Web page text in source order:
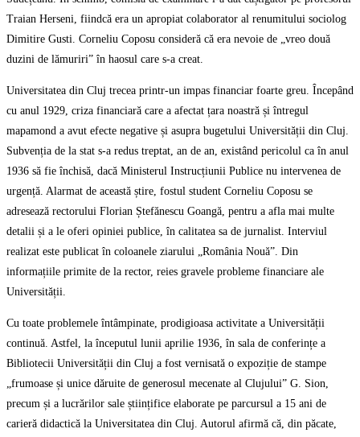
Traian Herseni, fiindcă era un apropiat colaborator al renumitului sociolog
Dimitire Gusti. Corneliu Coposu consideră că era nevoie de „vreo două
duzini de lămuriri” în haosul care s-a creat.
Universitatea din Cluj trecea printr-un impas financiar foarte greu. Începând
cu anul 1929, criza financiară care a afectat țara noastră și întregul
mapamond a avut efecte negative și asupra bugetului Universității din Cluj.
Subvenția de la stat s-a redus treptat, an de an, existând pericolul ca în anul
1936 să fie închisă, dacă Ministerul Instrucțiunii Publice nu intervenea de
urgență. Alarmat de această știre, fostul student Corneliu Coposu se
adresează rectorului Florian Ștefănescu Goangă, pentru a afla mai multe
detalii și a le oferi opiniei publice, în calitatea sa de jurnalist. Interviul
realizat este publicat în coloanele ziarului „România Nouă”. Din
informațiile primite de la rector, reies gravele probleme financiare ale
Universității.
Cu toate problemele întâmpinate, prodigioasa activitate a Universității
continuă. Astfel, la începutul lunii aprilie 1936, în sala de conferințe a
Bibliotecii Universității din Cluj a fost vernisată o expoziție de stampe
„frumoase și unice dăruite de generosul mecenate al Clujului” G. Sion,
precum și a lucrărilor sale științifice elaborate pe parcursul a 15 ani de
carieră didactică la Universitatea din Cluj. Autorul afirmă că, din păcate,